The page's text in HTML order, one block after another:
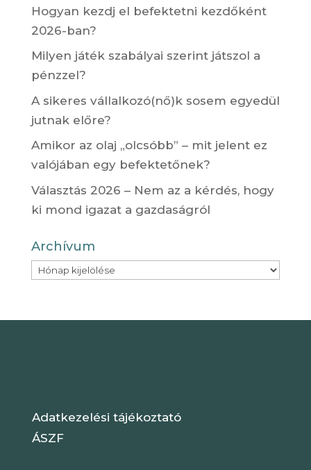
Hogyan kezdj el befektetni kezdőként
2026-ban?
Milyen játék szabályai szerint játszol a
pénzzel?
A sikeres vállalkozó(nő)k sosem egyedül
jutnak előre?
Amikor az olaj „olcsóbb” – mit jelent ez
valójában egy befektetőnek?
Választás 2026 – Nem az a kérdés, hogy
ki mond igazat a gazdaságról
Archívum
Archívum
Adatkezelési tájékoztató
ÁSZF